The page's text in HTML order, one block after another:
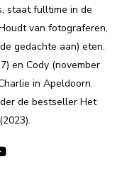
staat fulltime in de
van fotograferen,
gedachte aan) eten.
en Cody (november
in Apeldoorn.
de bestseller Het